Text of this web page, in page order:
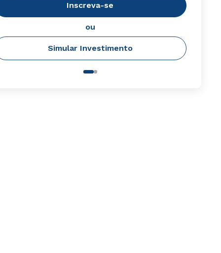
Inscreva-se
ou
Simular Investimento